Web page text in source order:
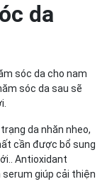
da
sóc da cho nam
sóc da sau sẽ
da nhăn nheo,
cần được bổ sung
Antioxidant
giúp cải thiện